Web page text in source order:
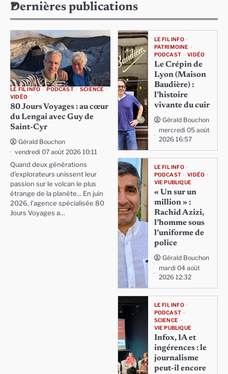
Dernières publications
LE FIL INFO PODCAST
SCIENCE
VIDÉO
80 Jours Voyages : au cœur
du Lengai avec Guy de
Saint-Cyr
Gérald Bouchon
vendredi 07 août 2026 10:11
Quand deux générations
d'explorateurs unissent leur
passion sur le volcan le plus
étrange de la planète... En juin
2026, l'agence spécialisée 80
Jours Voyages a…
LE FIL INFO
PATRIMOINE
PODCAST
VIDÉO
Le Crépin de
Lyon (Maison
Baudière) :
l’histoire
vivante du cuir
Gérald Bouchon
mercredi 05 août
2026 16:57
LE FIL INFO
PODCAST
VIDÉO
VIE PUBLIQUE
« Un sur un
million » :
Rachid Azizi,
l’homme sous
l’uniforme de
police
Gérald Bouchon
mardi 04 août
2026 12:32
LE FIL INFO
PODCAST
SCIENCE
VIE PUBLIQUE
Infox, IA et
ingérences : le
journalisme
peut-il encore